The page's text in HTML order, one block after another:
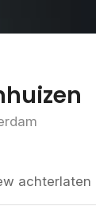
achterlaten